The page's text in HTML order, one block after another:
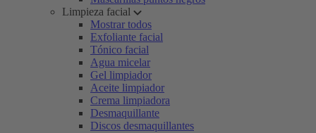
Limpieza facial
Mostrar todos
Exfoliante facial
Tónico facial
Agua micelar
Gel limpiador
Aceite limpiador
Crema limpiadora
Desmaquillante
Discos desmaquillantes